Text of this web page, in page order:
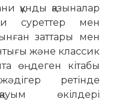
құнды қазыналар
суреттер мен
заттары мен
және классик
өңдеген кітабы
ретінде
өкілдері